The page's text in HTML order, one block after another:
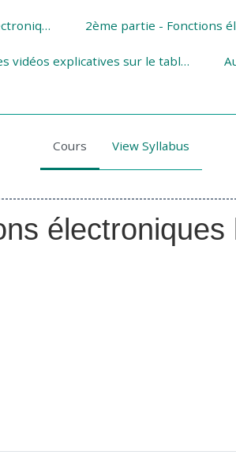
1ère partie - Fonctions électroniques analogiques
Des vidéos explicatives sur le tableau de Karnaugh
Cours View Syllabus